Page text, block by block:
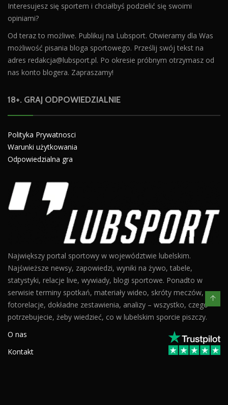
Interesujesz się sportem i chciałbyś podzielić się swoimi
opiniami?
Od teraz to możliwe. Publikuj na Lubsport. Otwieramy dla Was
możliwość pisania bloga sportowego. Prześlij swój tekst na
adres redakcja@lubsport.pl. Po okresie próbnym otrzymasz od
nas konto blogera. Zapraszamy!
18+. GRAJ ODPOWIEDZIALNIE
Polityka Prywatnosci
Warunki użytkowania
Odpowiedzialna gra
Największy portal sportowy w województwie lubelskim.
Najświeższe newsy, zapowiedzi, wyniki na żywo, tabele,
statystyki, relacje live, wywiady, blogi sportowe. Ponadto w
serwisie terminy spotkań, materiały wideo, skróty meczów,
fotorelacje, dokładne zestawienia, analizy – wszystko, czego
potrzebujecie, żeby wiedzieć, co w lubelskim sporcie piszczy.
O nas
Kontakt